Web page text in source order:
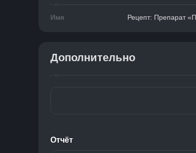
Имя Рецепт: Препарат
Дополнительно
Отчёт